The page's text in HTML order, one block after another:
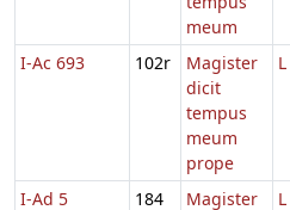
meum
I-Ac 693
102r
Magister
dicit
tempus
meum
prope
L
I-Ad 5 184
Magister
L